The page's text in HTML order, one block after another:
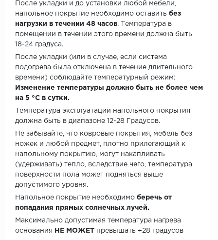
После укладки и до установки любой мебели,
напольное покрытие необходимо оставить без
нагрузки в течении 48 часов. Температура в
помещении в течении этого времени должна быть
18-24 градуса.
После укладки (или в случае, если система
подогрева была отключена в течение длительного
времени) соблюдайте температурный режим:
Изменение температуры должно быть не более чем
на 5 °C в сутки.
Температура эксплуатации напольного покрытия
должна быть в диапазоне 12-28 Градусов.
Не забывайте, что ковровые покрытия, мебель без
ножек и любой предмет, плотно прилегающий к
напольному покрытию, могут накапливать
(удерживать) тепло, вследствие чего, температура
поверхности пола может подняться выше
допустимого уровня.
Напольное покрытие необходимо беречь от
попадания прямых солнечных лучей.
Максимально допустимая температура нагрева
основания
НЕ МОЖЕТ превышать +28 градусов